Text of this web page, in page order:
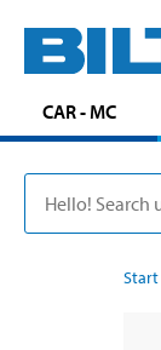
CAR - MC
Start